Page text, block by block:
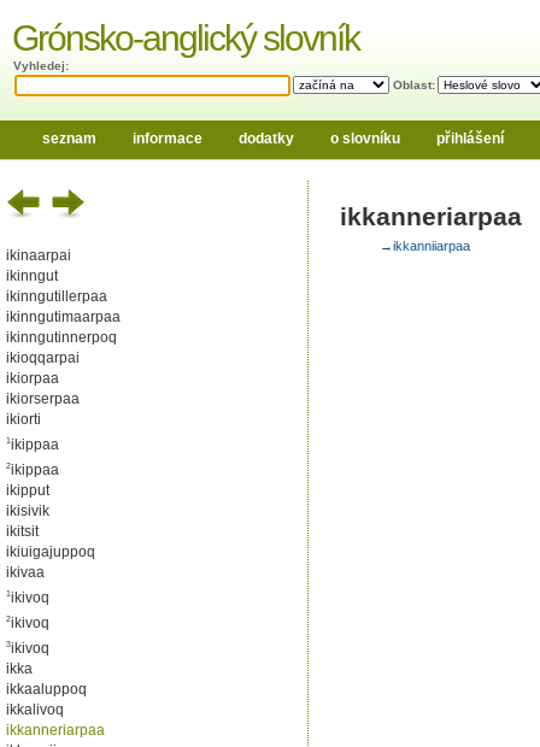
Grónsko-anglický slovník
Vyhledej:
Oblast:
seznam informace dodatky o slovníku přihlášení
ikinaarpai
ikinngut
ikinngutillerpaa
ikinngutimaarpaa
ikinngutinnerpoq
ikioqqarpai
ikiorpaa
ikiorserpaa
ikiorti
1ikippaa
2ikippaa
ikipput
ikisivik
ikitsit
ikiuigajuppoq
ikivaa
1ikivoq
2ikivoq
3ikivoq
ikka
ikkaaluppoq
ikkalivoq
ikkanneriarpaa
ikkanneriarpaa
→ikkanniiarpaa